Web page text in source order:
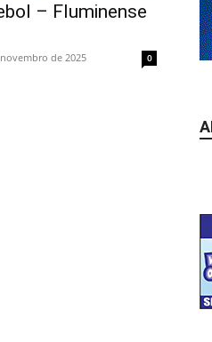
– Fluminense
de 2025 0